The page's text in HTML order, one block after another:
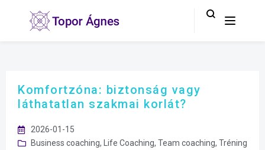
Komfortzóna: biztonság vagy
láthatatlan szakmai korlát?
2026-01-15
Business coaching, Life Coaching, Team coaching, Tréning